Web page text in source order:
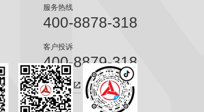
服务热线
400-8878-318
客户投诉
400-8879-318
咨询热线